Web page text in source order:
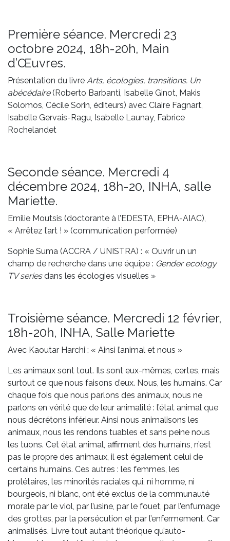
Première séance. Mercredi 23
octobre 2024, 18h-20h, Main
d’Œuvres.
Présentation du livre Arts, écologies, transitions. Un
abécédaire(Roberto Barbanti, Isabelle Ginot, Makis
Solomos, Cécile Sorin, éditeurs) avec Claire Fagnart,
Isabelle Gervais-Ragu, Isabelle Launay, Fabrice
Rochelandet
Seconde séance. Mercredi 4
décembre 2024, 18h-20, INHA, salle
Mariette.
Emilie Moutsis (doctorante à l’EDESTA, EPHA-AIAC),
« Arrêtez l’art ! » (communication performée)
Sophie Suma (ACCRA / UNISTRA) : « Ouvrir un un
champ de recherche dans une équipe : Gender ecology
TV seriesdans les écologies visuelles »
Troisième séance. Mercredi 12 février,
18h-20h, INHA, Salle Mariette
Avec Kaoutar Harchi : « Ainsi l’animal et nous »
Les animaux sont tout. Ils sont eux-mêmes, certes, mais
surtout ce que nous faisons d’eux. Nous, les humains. Car
chaque fois que nous parlons des animaux, nous ne
parlons en vérité que de leur animalité : l’état animal que
nous décrétons inférieur. Ainsi nous animalisons les
animaux, nous les rendons tuables et sans peine nous
les tuons. Cet état animal, affirment des humains, n’est
pas le propre des animaux, il est également celui de
certains humains. Ces autres : les femmes, les
prolétaires, les minorités raciales qui, ni homme, ni
bourgeois, ni blanc, ont été exclus de la communauté
morale par le viol, par l’usine, par le fouet, par l’enfumage
des grottes, par la persécution et par l’enfermement. Car
animalisés. Livre tout autant théorique qu’auto-